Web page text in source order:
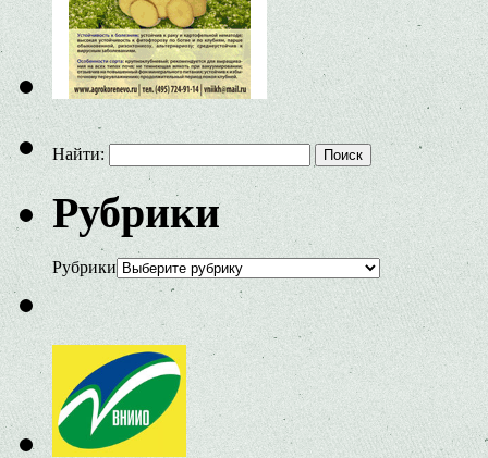
Найти:
Рубрики
Рубрики